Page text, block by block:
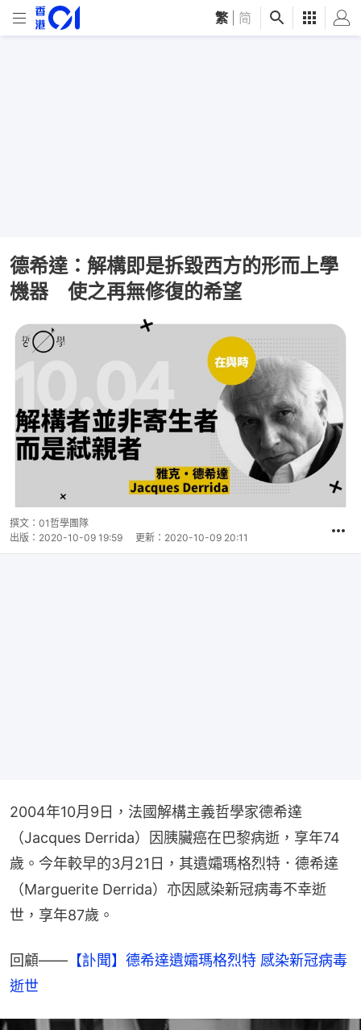
繁 简
德希達：解構即是拆毀西方的形而上學
機器 使之再無修復的希望
撰文： 01哲學團隊
出版： 2020-10-09 19:59 更新： 2020-10-09 20:11
2004年10月9日，法國解構主義哲學家德希達
（Jacques Derrida）因胰臟癌在巴黎病逝，享年74
歲。今年較早的3月21日，其遺孀瑪格烈特．德希達
（Marguerite Derrida）亦因感染新冠病毒不幸逝
世，享年87歲。
回顧—— 【訃聞】德希達遺孀瑪格烈特 感染新冠病毒
逝世